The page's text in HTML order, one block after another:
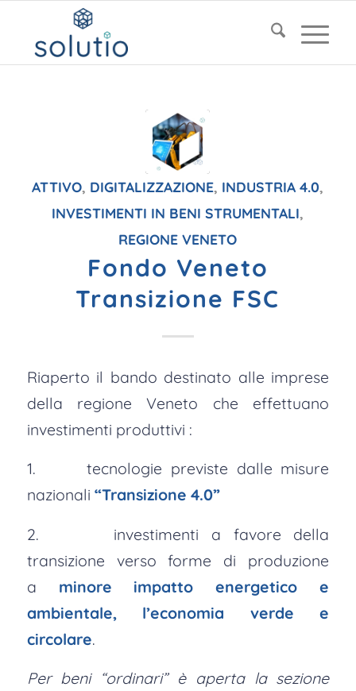
ATTIVO, DIGITALIZZAZIONE, INDUSTRIA 4.0,
INVESTIMENTI IN BENI STRUMENTALI,
REGIONE VENETO
Fondo Veneto
Transizione FSC
Riaperto il bando destinato alle imprese
della regione Veneto che effettuano
investimenti produttivi :
1. tecnologie previste dalle misure
nazionali “Transizione 4.0”
2. investimenti a favore della
transizione verso forme di produzione
a minore impatto energetico e
ambientale, l’economia verde e
circolare.
Per beni “ordinari” è aperta la sezione